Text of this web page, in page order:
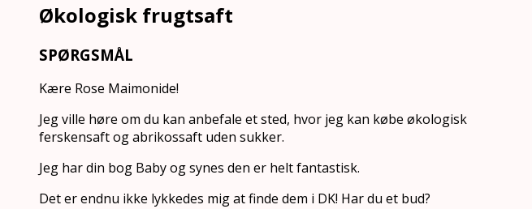
Økologisk frugtsaft
SPØRGSMÅL
Kære Rose Maimonide!
Jeg ville høre om du kan anbefale et sted, hvor jeg kan købe økologisk
ferskensaft og abrikossaft uden sukker.
Jeg har din bog Baby og synes den er helt fantastisk.
Det er endnu ikke lykkedes mig at finde dem i DK! Har du et bud?